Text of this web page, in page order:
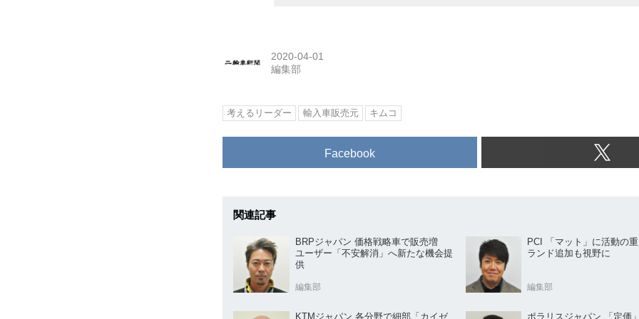
2020-04-01
編集部
考えるリーダー 輸入車販売元 キムコ
Facebook
関連記事
BRPジャパン 価格戦略車で販売増
ユーザー「不安解消」へ新たな機会提
供
編集部
PCI 「マット」に活動の
ランド追加も視野に
編集部
KTMジャパン 各分野で細部「カイゼ ポラリスジャパン 「定価